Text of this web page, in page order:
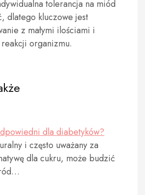
tolerancja na miód
dlatego kluczowe jest
z małymi ilościami i
organizmu.
dla diabetyków?
i często uważany za
dla cukru, może budzić